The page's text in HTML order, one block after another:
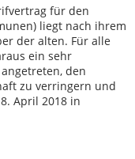
für den
liegt nach ihrem
der alten. Für alle
ein sehr
den
zu verringern und
April 2018 in